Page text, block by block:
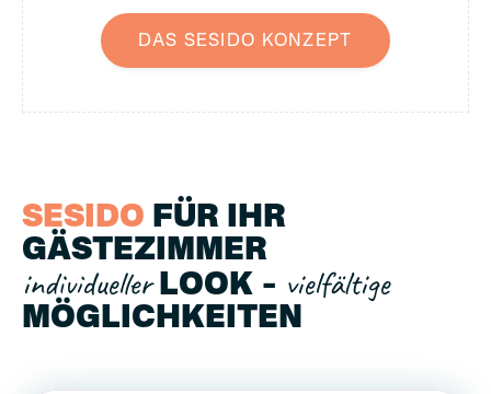
DAS SESIDO KONZEPT
SESIDO FÜR IHR
GÄSTEZIMMER
individuellerLOOK – vielfältige
MÖGLICHKEITEN